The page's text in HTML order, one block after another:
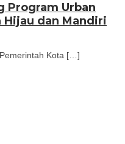
Program Urban
dan Mandiri
Kota […]